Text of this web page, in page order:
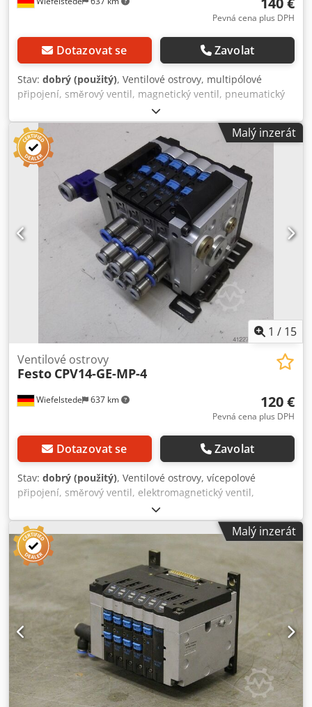
Pevná cena plus DPH
Dotazovat se Zavolat
Stav: dobrý (použitý), Ventilové ostrovy, multipólové
připojení, směrový ventil, magnetický ventil, pneumatický
ventil, vzduchový ventil, tlakový ventil - Výrobce: Festo,
ventilový ostrov CPV14 - Typ: CPV14-GEMP-4 CPV14-VI -
Ventily: Festo 161 361, 4 kusy Dedpfx Aexlfrysgkskr -
Jednotlivé komponenty: viz fotografie - Rozměry:
150/140/V100 mm - Hmotnost: 1,4 kg
Malý inzerát
1 / 15
Wiefelstede 637 km
Ventilové ostrovy
Festo CPV14-GE-MP-4
120 €
Pevná cena plus DPH
Dotazovat se Zavolat
Stav: dobrý (použitý), Ventilové ostrovy, vícepolové
připojení, směrový ventil, elektromagnetický ventil,
pneumatický ventil, vzduchový ventil, tlakový ventil -Typ:
CPV14-GE-MP-4 -Připojení: elektrické -Počet: k dispozici 8
ventilů -Cena: za kus -Hmotnost: 1,5 kg Dkedpfx Aob A I
Tpjgker
Malý inzerát